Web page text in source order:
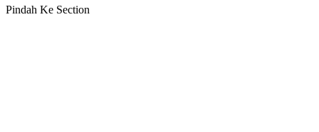
Pindah Ke Section